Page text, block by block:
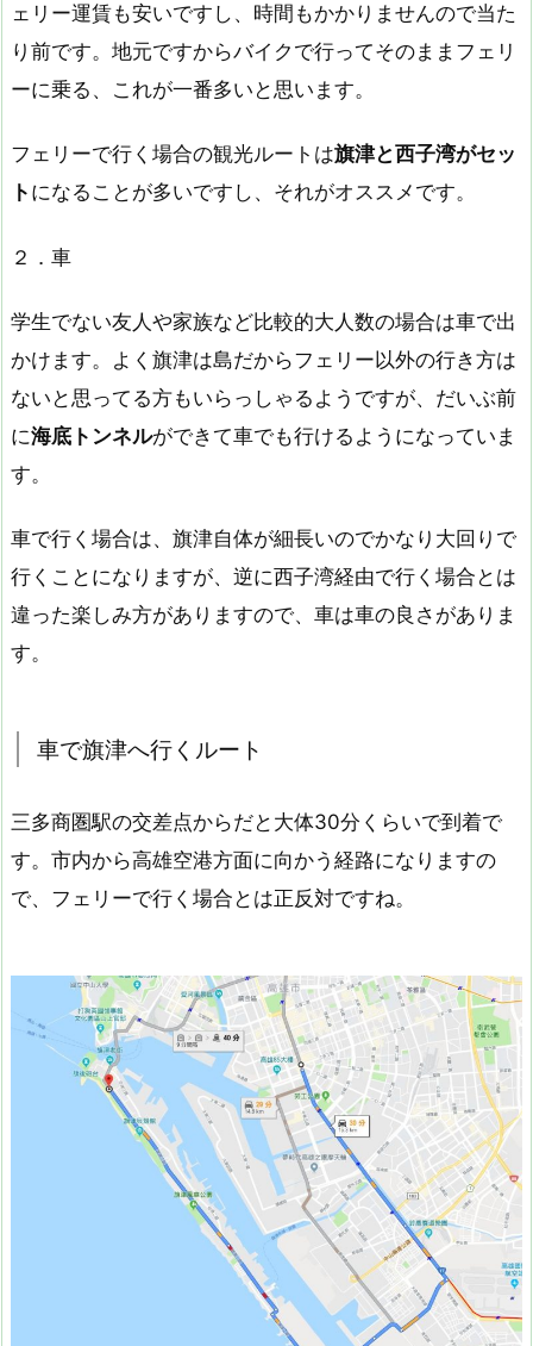
ェリー運賃も安いですし、時間もかかりませんので当た
り前です。地元ですからバイクで行ってそのままフェリ
ーに乗る、これが一番多いと思います。
フェリーで行く場合の観光ルートは旗津と西子湾がセッ
ト になることが多いですし、それがオススメです。
２．車
学生でない友人や家族など比較的大人数の場合は車で出
かけます。よく旗津は島だからフェリー以外の行き方は
ないと思ってる方もいらっしゃるようですが、だいぶ前
に海底トンネルができて車でも行けるようになっていま
す。
車で行く場合は、旗津自体が細長いのでかなり大回りで
行くことになりますが、逆に西子湾経由で行く場合とは
違った楽しみ方がありますので、車は車の良さがありま
す。
車で旗津へ行くルート
三多商圏駅の交差点からだと大体30分くらいで到着で
す。市内から高雄空港方面に向かう経路になりますの
で、フェリーで行く場合とは正反対ですね。